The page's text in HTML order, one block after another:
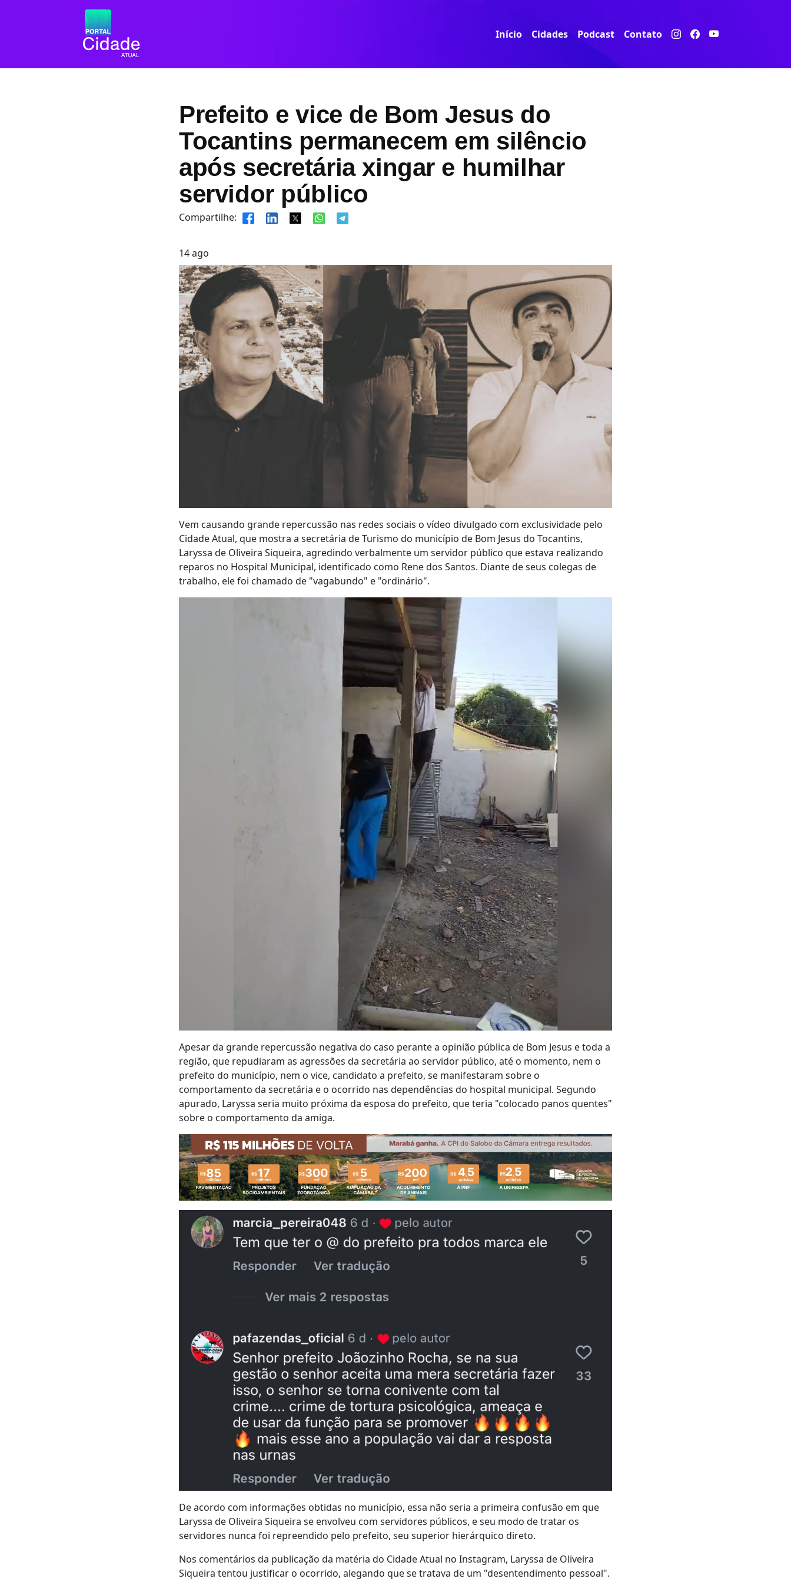
Início Cidades Podcast Contato
Prefeito e vice de Bom Jesus do
Tocantins permanecem em silêncio
após secretária xingar e humilhar
servidor público
Compartilhe:
14ago
Vem causando grande repercussão nas redes sociais o vídeo divulgado com exclusividade pelo
Cidade Atual, que mostra a secretária de Turismo do município de Bom Jesus do Tocantins,
Laryssa de Oliveira Siqueira, agredindo verbalmente um servidor público que estava realizando
reparos no Hospital Municipal, identificado como Rene dos Santos. Diante de seus colegas de
trabalho, ele foi chamado de "vagabundo" e "ordinário".
Apesar da grande repercussão negativa do caso perante a opinião pública de Bom Jesus e toda a
região, que repudiaram as agressões da secretária ao servidor público, até o momento, nem o
prefeito do município, nem o vice, candidato a prefeito, se manifestaram sobre o
comportamento da secretária e o ocorrido nas dependências do hospital municipal. Segundo
apurado, Laryssa seria muito próxima da esposa do prefeito, que teria "colocado panos quentes"
sobre o comportamento da amiga.
De acordo com informações obtidas no município, essa não seria a primeira confusão em que
Laryssa de Oliveira Siqueira se envolveu com servidores públicos, e seu modo de tratar os
servidores nunca foi repreendido pelo prefeito, seu superior hierárquico direto.
Nos comentários da publicação da matéria do Cidade Atual no Instagram, Laryssa de Oliveira
Siqueira tentou justificar o ocorrido, alegando que se tratava de um "desentendimento pessoal".